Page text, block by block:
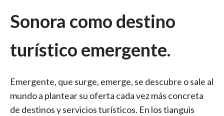
Sonora como destino
turístico emergente.
Emergente, que surge, emerge, se descubre o sale al
mundo a plantear su oferta cada vez más concreta
de destinos y servicios turísticos. En los tianguis